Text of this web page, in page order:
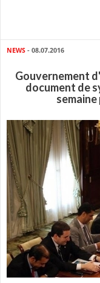
NEWS - 08.07.2016
Gouvernement
document de